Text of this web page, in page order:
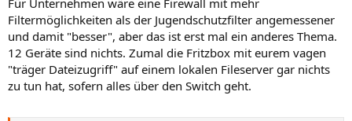
Für Unternehmen wäre eine Firewall mit mehr
Filtermöglichkeiten als der Jugendschutzfilter angemessener
und damit "besser", aber das ist erst mal ein anderes Thema.
12 Geräte sind nichts. Zumal die Fritzbox mit eurem vagen
"träger Dateizugriff" auf einem lokalen Fileserver gar nichts
zu tun hat, sofern alles über den Switch geht.